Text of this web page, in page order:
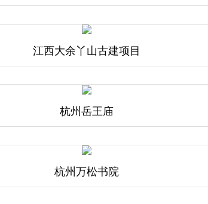
江西大余丫山古建项目
杭州岳王庙
杭州万松书院